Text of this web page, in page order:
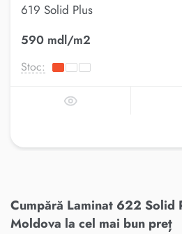
619 Solid Plus
590 mdl/m2
Stoc:
Cumpără Laminat 622 Solid
Moldova la cel mai bun preț